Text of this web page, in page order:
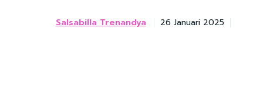
Salsabilla Trenandya 26 Januari 2025